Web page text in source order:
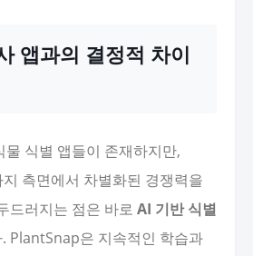
앱과의 결정적 차이
물 식별 앱들이 존재하지만,
측면에서 차별화된 경쟁력을
드러지는 점은 바로 AI 기반 식별
PlantSnap은 지속적인 학습과